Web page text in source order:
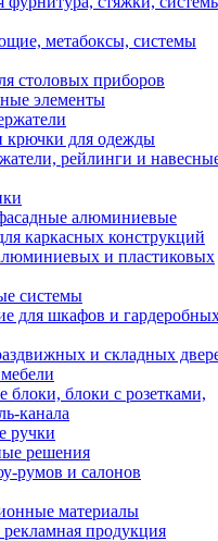
метабоксы, системы
столовых приборов
элементы
крючки для одежды
рейлинги и
алюминиевые
каркасных конструкций
и пластиковых
системы
для шкафов и
и складных
блоки, блоки с розетками,
канала
ручки
решения
румов и салонов
материалы
продукция